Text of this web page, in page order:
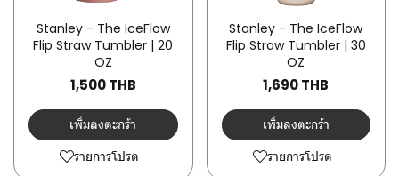
Stanley - The IceFlow
Flip Straw Tumbler | 20
OZ
1,500 THB
เพิ่มลงตะกร้า
รายการโปรด
Stanley - The IceFlow
Flip Straw Tumbler | 30
OZ
1,690 THB
เพิ่มลงตะกร้า
รายการโปรด